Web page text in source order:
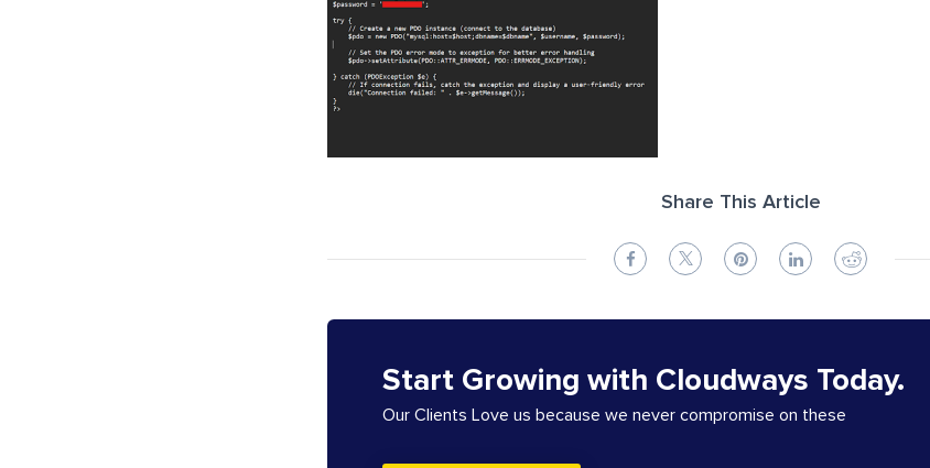
Share This Article
Start Growing with Cloudways Today.
Our Clients Love us because we never compromise on these